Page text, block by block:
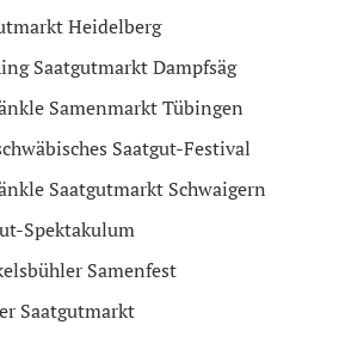
Heidelberg
Saatgutmarkt Dampfsäg
Samenmarkt Tübingen
Saatgut-Festival
Saatgutmarkt Schwaigern
Spektakulum
Samenfest
Saatgutmarkt